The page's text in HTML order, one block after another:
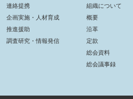
連絡提携
企画実施・人材育成
推進援助
調査研究・情報発信
組織について
概要
沿革
定款
総会資料
総会議事録